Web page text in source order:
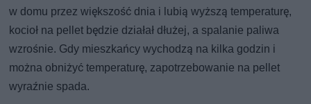
w domu przez większość dnia i lubią wyższą temperaturę,
kocioł na pellet będzie działał dłużej, a spalanie paliwa
wzrośnie. Gdy mieszkańcy wychodzą na kilka godzin i
można obniżyć temperaturę, zapotrzebowanie na pellet
wyraźnie spada.